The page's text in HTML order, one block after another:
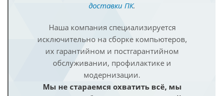
доставки ПК.
Наша компания специализируется
исключительно на сборке компьютеров,
их гарантийном и постгарантийном
обслуживании, профилактике и
модернизации.
Мы не стараемся охватить всё, мы